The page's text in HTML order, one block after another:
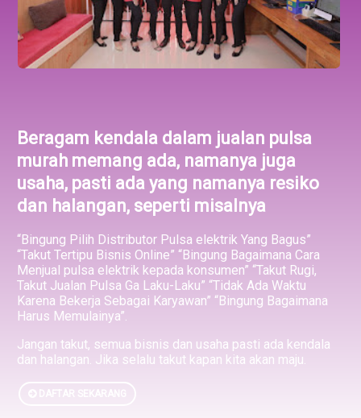
Beragam kendala dalam jualan pulsa
murah memang ada, namanya juga
usaha, pasti ada yang namanya resiko
dan halangan, seperti misalnya
“Bingung Pilih Distributor Pulsa elektrik Yang Bagus”
“Takut Tertipu Bisnis Online” “Bingung Bagaimana Cara
Menjual pulsa elektrik kepada konsumen” “Takut Rugi,
Takut Jualan Pulsa Ga Laku-Laku” “Tidak Ada Waktu
Karena Bekerja Sebagai Karyawan” “Bingung Bagaimana
Harus Memulainya”.
Jangan takut, semua bisnis dan usaha pasti ada kendala
dan halangan. Jika selalu takut kapan kita akan maju.
DAFTAR SEKARANG